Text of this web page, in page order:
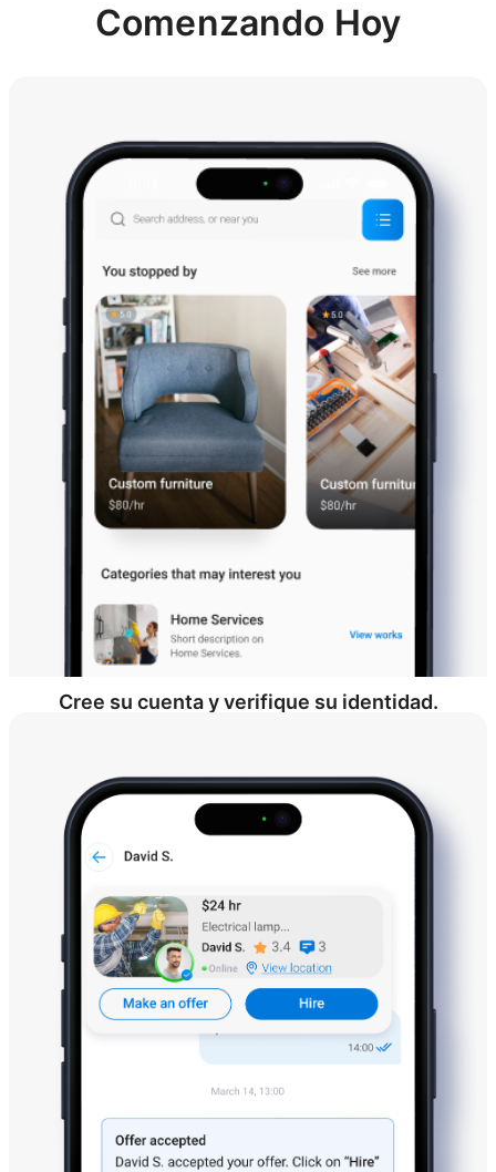
Comenzando Hoy
Cree su cuenta y verifique su identidad.